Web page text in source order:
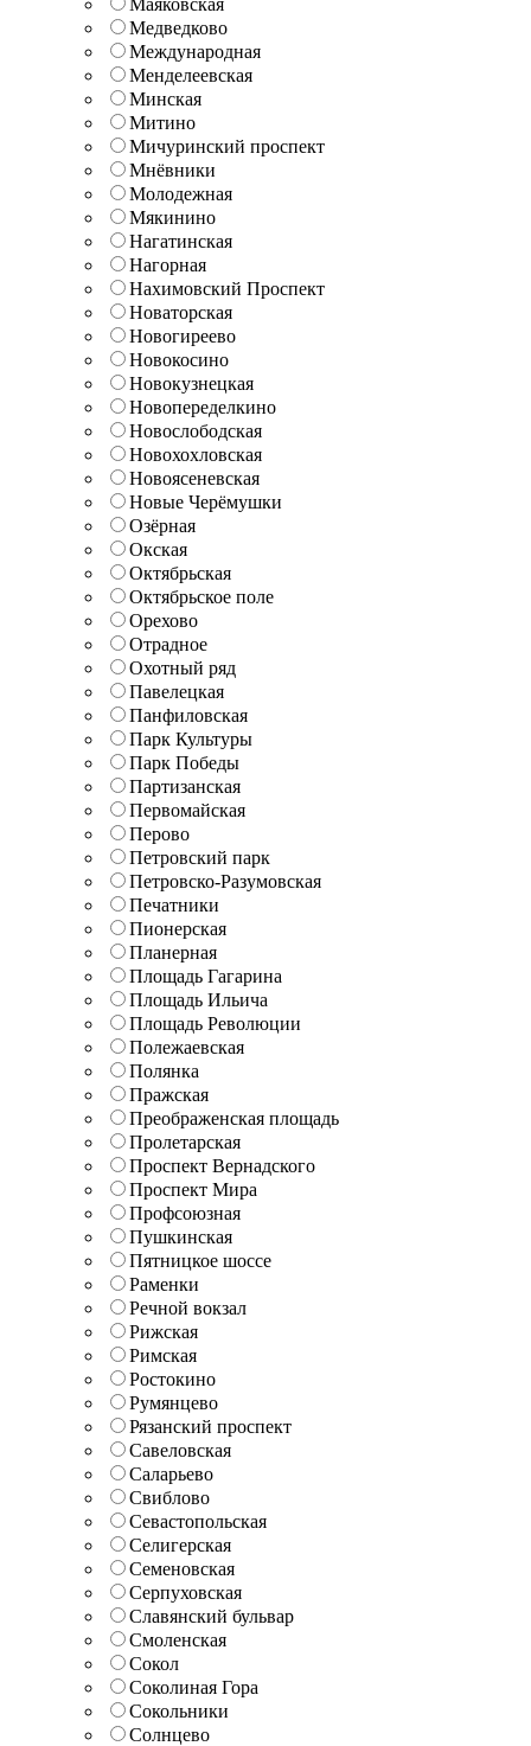
Медведково
Международная
Менделеевская
Минская
Митино
Мичуринский проспект
Мнёвники
Молодежная
Мякинино
Нагатинская
Нагорная
Нахимовский Проспект
Новаторская
Новогиреево
Новокосино
Новокузнецкая
Новопеределкино
Новослободская
Новохохловская
Новоясеневская
Новые Черёмушки
Озёрная
Окская
Октябрьская
Октябрьское поле
Орехово
Отрадное
Охотный ряд
Павелецкая
Панфиловская
Парк Культуры
Парк Победы
Партизанская
Первомайская
Перово
Петровский парк
Петровско-Разумовская
Печатники
Пионерская
Планерная
Площадь Гагарина
Площадь Ильича
Площадь Революции
Полежаевская
Полянка
Пражская
Преображенская площадь
Пролетарская
Проспект Вернадского
Проспект Мира
Профсоюзная
Пушкинская
Пятницкое шоссе
Раменки
Речной вокзал
Рижская
Римская
Ростокино
Румянцево
Рязанский проспект
Савеловская
Саларьево
Свиблово
Севастопольская
Селигерская
Семеновская
Серпуховская
Славянский бульвар
Смоленская
Сокол
Соколиная Гора
Сокольники
Солнцево